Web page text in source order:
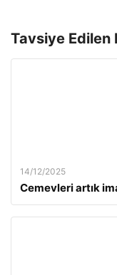
Tavsiye Edilen
14/12/2025
Cemevleri artık